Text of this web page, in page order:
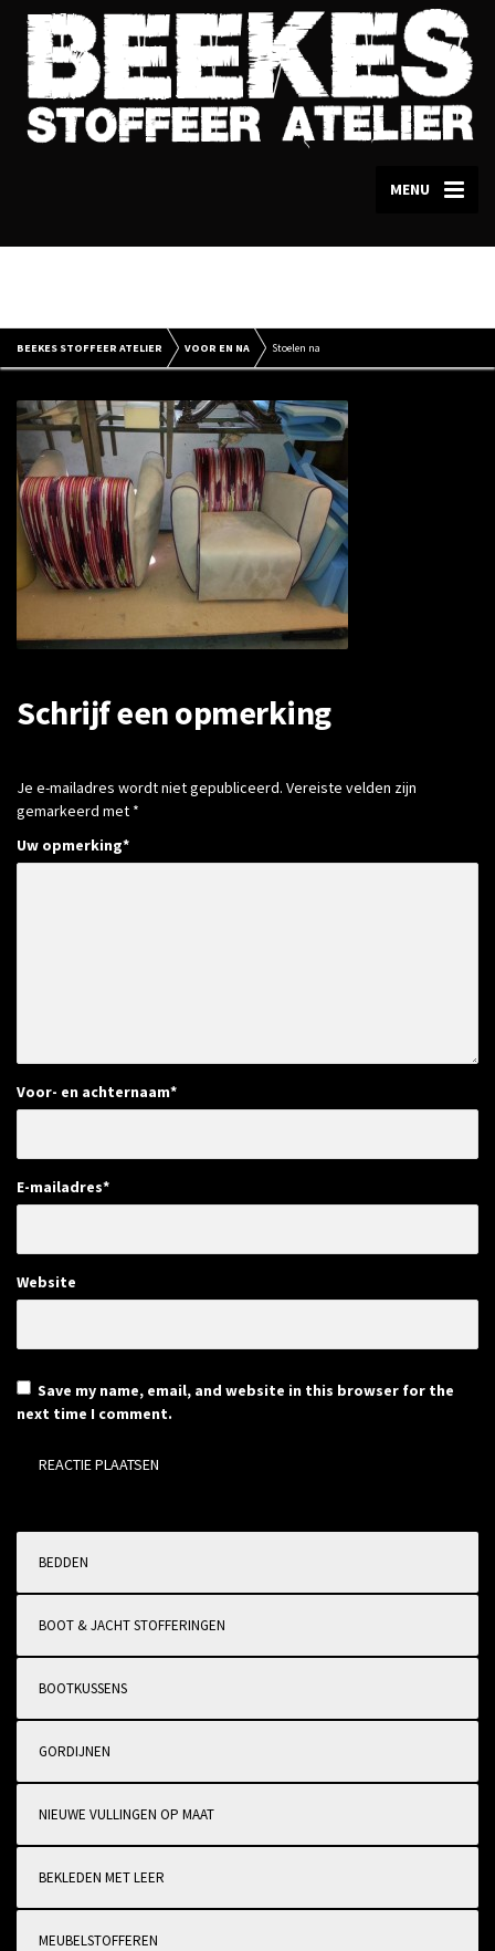
MENU
BEEKES STOFFEER ATELIER VOOR EN NA Stoelen na
Schrijf een opmerking
Je e-mailadres wordt niet gepubliceerd. Vereiste velden zijn
gemarkeerd met *
Uw opmerking*
Voor- en achternaam*
E-mailadres*
Website
Save my name, email, and website in this browser for the
next time I comment.
BEDDEN
BOOT & JACHT STOFFERINGEN
BOOTKUSSENS
GORDIJNEN
NIEUWE VULLINGEN OP MAAT
BEKLEDEN MET LEER
MEUBELSTOFFEREN